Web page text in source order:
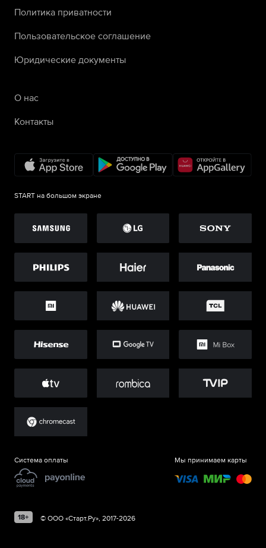
Политика приватности
Пользовательское соглашение
Юридические документы
О нас
Контакты
START на большом экране
Система оплаты Мы принимаем карты
© ООО «Старт.Ру», 2017-2026